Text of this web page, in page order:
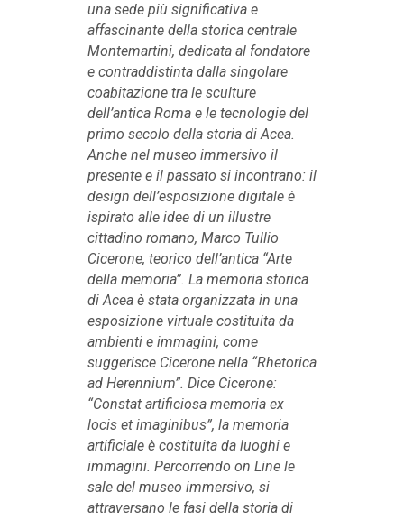
una sede più significativa e
affascinante della storica centrale
Montemartini, dedicata al fondatore
e contraddistinta dalla singolare
coabitazione tra le sculture
dell’antica Roma e le tecnologie del
primo secolo della storia di Acea.
Anche nel museo immersivo il
presente e il passato si incontrano: il
design dell’esposizione digitale è
ispirato alle idee di un illustre
cittadino romano, Marco Tullio
Cicerone, teorico dell’antica “Arte
della memoria”. La memoria storica
di Acea è stata organizzata in una
esposizione virtuale costituita da
ambienti e immagini, come
suggerisce Cicerone nella “Rhetorica
ad Herennium”. Dice Cicerone:
“Constat artificiosa memoria ex
locis et imaginibus”, la memoria
artificiale è costituita da luoghi e
immagini. Percorrendo on Line le
sale del museo immersivo, si
attraversano le fasi della storia di